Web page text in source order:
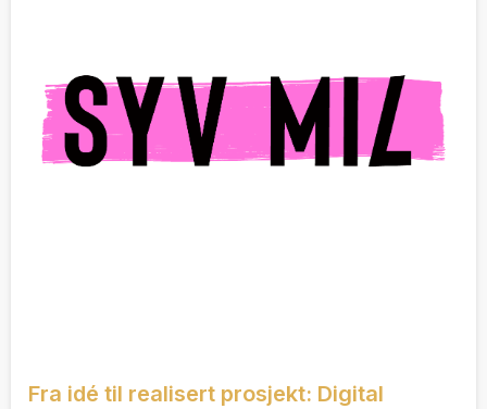
Fra idé til realisert prosjekt: Digital